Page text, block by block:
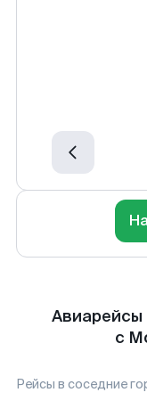
Авиарейсы
с
Рейсы в соседние